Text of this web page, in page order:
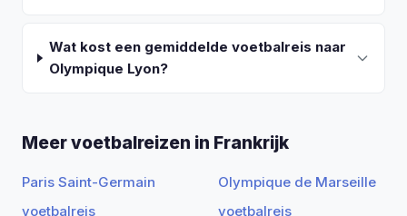
Wat kost een gemiddelde voetbalreis naar
Olympique Lyon?
Meer voetbalreizen in Frankrijk
Paris Saint-Germain
voetbalreis
Olympique de Marseille
voetbalreis